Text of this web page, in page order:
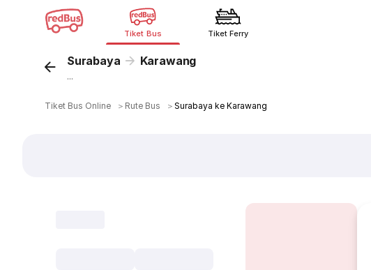
Tiket Bus Tiket Ferry
Surabaya Karawang
...
Tiket Bus Online ＞ Rute Bus ＞ Surabaya ke Karawang